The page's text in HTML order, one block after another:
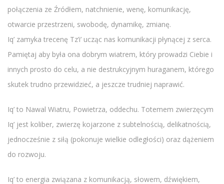
połączenia ze Źródłem, natchnienie, wenę, komunikację,
otwarcie przestrzeni, swobodę, dynamikę, zmianę.
Iq’ zamyka trecenę Tz’i’ ucząc nas komunikacji płynącej z serca.
Pamiętaj aby była ona dobrym wiatrem, który prowadzi Ciebie i
innych prosto do celu, a nie destrukcyjnym huraganem, którego
skutek trudno przewidzieć, a jeszcze trudniej naprawić.
Iq’ to Nawal Wiatru, Powietrza, oddechu. Totemem zwierzęcym
Iq’ jest koliber, zwierzę kojarzone z subtelnością, delikatnością,
jednocześnie z siłą (pokonuje wielkie odległości) oraz dążeniem
do rozwoju.
Iq’ to energia związana z komunikacją, słowem, dźwiękiem,